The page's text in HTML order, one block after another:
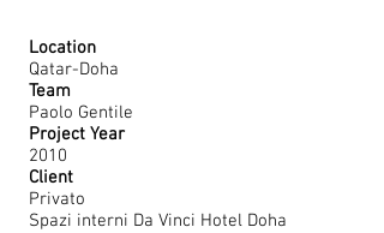
Location
Qatar-Doha
Team
Paolo Gentile
Project Year
2010
Client
Privato
Spazi interni Da Vinci Hotel Doha